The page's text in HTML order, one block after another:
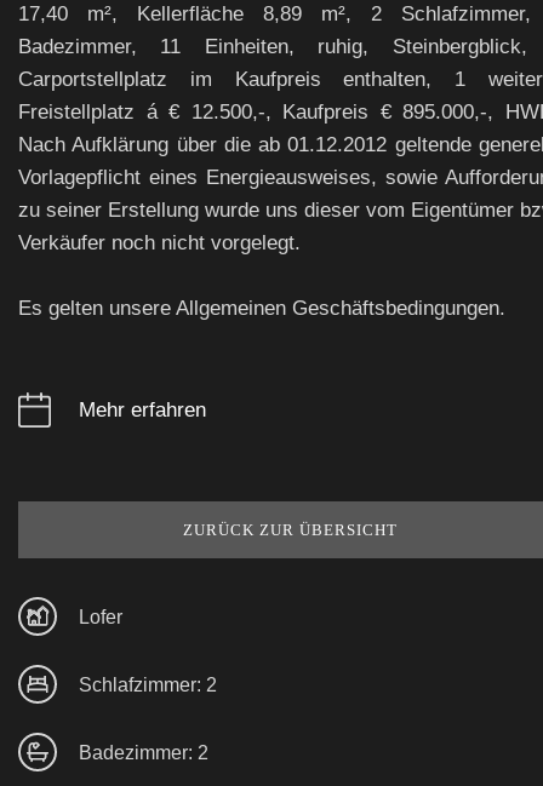
17,40 m², Kellerfläche 8,89 m², 2
Badezimmer, 11 Einheiten, ruhig,
Carportstellplatz im Kaufpreis enthalten, 1
Freistellplatz á € 12.500,-, Kaufpreis € 895.000,-,
Nach Aufklärung über die ab 01.12.2012 geltende
Vorlagepflicht eines Energieausweises, sowie
zu seiner Erstellung wurde uns dieser vom Eigentümer
Verkäufer noch nicht vorgelegt.
Es gelten unsere Allgemeinen Geschäftsbedingungen.
Mehr erfahren
ZURÜCK ZUR ÜBERSICHT
Lofer
Schlafzimmer: 2
Badezimmer: 2